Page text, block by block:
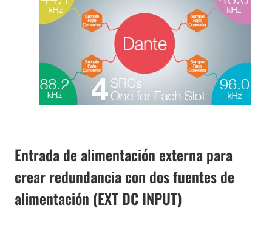
Entrada de alimentación externa para
crear redundancia con dos fuentes de
alimentación (EXT DC INPUT)